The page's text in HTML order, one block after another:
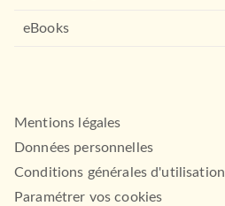
eBooks
Mentions légales
Données personnelles
Conditions générales d'utilisation
Paramétrer vos cookies